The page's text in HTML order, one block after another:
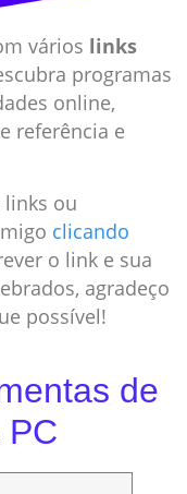
vários links
programas
online,
referência e
links ou
clicando
o link e sua
agradeço
possível!
de
PC